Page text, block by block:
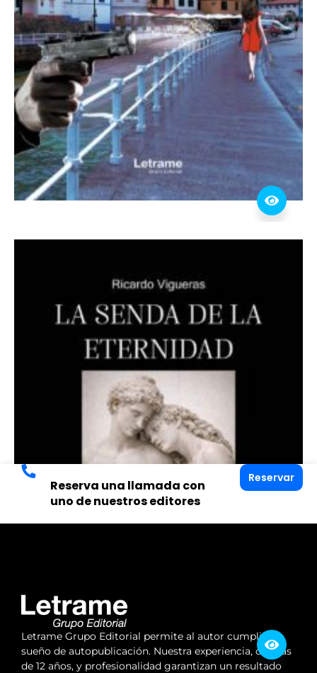
Reserva una llamada con
uno de nuestros editores
Reservar
Letrame Grupo Editorial permite al autor cumplir su
sueño de autopublicación. Nuestra experiencia, de más
de 12 años, y profesionalidad garantizan un resultado